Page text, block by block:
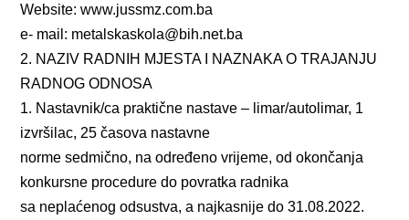
Website: www.jussmz.com.ba
e- mail: metalskaskola@bih.net.ba
2. NAZIV RADNIH MJESTA I NAZNAKA O TRAJANJU
RADNOG ODNOSA
1. Nastavnik/ca praktične nastave – limar/autolimar, 1
izvršilac, 25 časova nastavne
norme sedmično, na određeno vrijeme, od okončanja
konkursne procedure do povratka radnika
sa neplaćenog odsustva, a najkasnije do 31.08.2022.